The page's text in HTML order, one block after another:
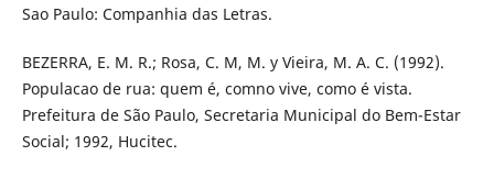
Sao Paulo: Companhia das Letras.
BEZERRA, E. M. R.; Rosa, C. M, M. y Vieira, M. A. C. (1992).
Populacao de rua: quem é, comno vive, como é vista.
Prefeitura de São Paulo, Secretaria Municipal do Bem-Estar
Social; 1992, Hucitec.